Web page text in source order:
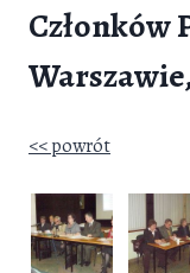
Członków
<< powrót